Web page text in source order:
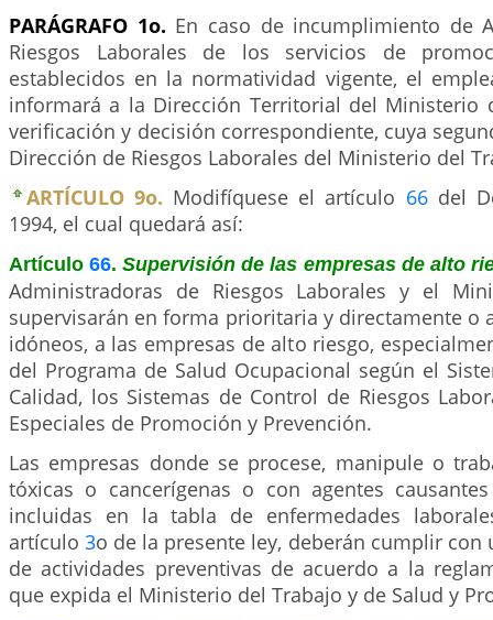
PARÁGRAFO 1o. En caso de incumplimiento de
Riesgos Laborales de los servicios de
establecidos en la normatividad vigente, el
informará a la Dirección Territorial del Ministerio
verificación y decisión correspondiente, cuya
Dirección de Riesgos Laborales del Ministerio del
ARTÍCULO 9o. Modifíquese el artículo 66del
1994, el cual quedará así:
Artículo66.Supervisión de las empresas de alto
Administradoras de Riesgos Laborales y el
supervisarán en forma prioritaria y directamente o
idóneos, a las empresas de alto riesgo,
del Programa de Salud Ocupacional según el
Calidad, los Sistemas de Control de Riesgos
Especiales de Promoción y Prevención.
Las empresas donde se procese, manipule o
tóxicas o cancerígenas o con agentes
incluidas en la tabla de enfermedades
artículo3o de la presente ley, deberán cumplir
de actividades preventivas de acuerdo a la
que expida el Ministerio del Trabajo y de Salud y